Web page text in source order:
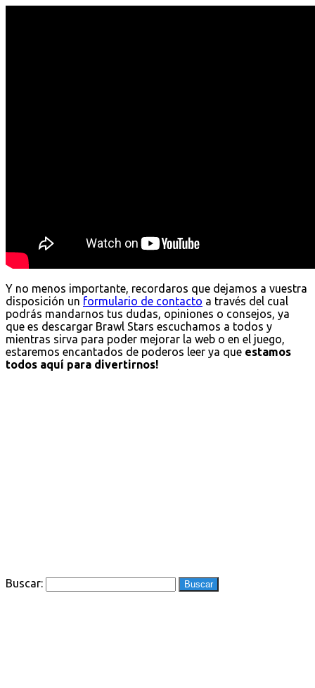
Y no menos importante, recordaros que dejamos a vuestra
disposición un formulario de contacto a través del cual
podrás mandarnos tus dudas, opiniones o consejos, ya
que es descargar Brawl Stars escuchamos a todos y
mientras sirva para poder mejorar la web o en el juego,
estaremos encantados de poderos leer ya que estamos
todos aquí para divertirnos!
Buscar: